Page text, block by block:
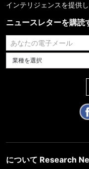
インテリジェンスを提供し
ニュースレターを購読
業種を選択してください
について Research